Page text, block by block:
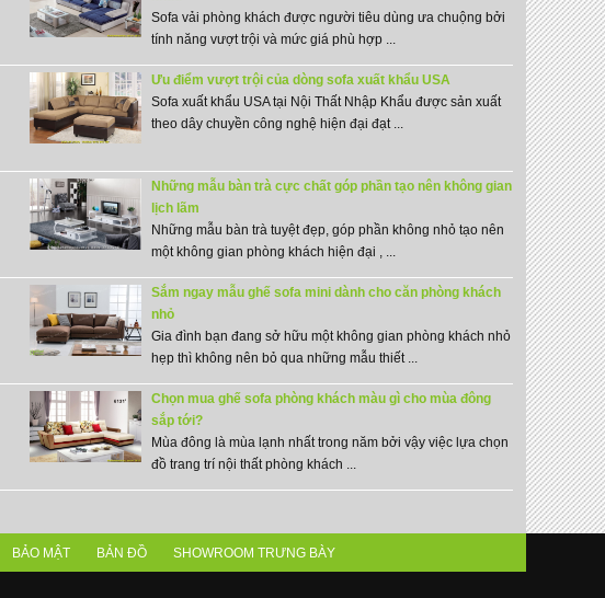
Sofa vải phòng khách được người tiêu dùng ưa chuộng bởi
tính năng vượt trội và mức giá phù hợp ...
Ưu điểm vượt trội của dòng sofa xuất khẩu USA
Sofa xuất khẩu USA tại Nội Thất Nhập Khẩu được sản xuất
theo dây chuyền công nghệ hiện đại đạt ...
Những mẫu bàn trà cực chất góp phần tạo nên không gian
lịch lãm
Những mẫu bàn trà tuyệt đẹp, góp phần không nhỏ tạo nên
một không gian phòng khách hiện đại , ...
Sắm ngay mẫu ghế sofa mini dành cho căn phòng khách
nhỏ
Gia đình bạn đang sở hữu một không gian phòng khách nhỏ
hẹp thì không nên bỏ qua những mẫu thiết ...
Chọn mua ghế sofa phòng khách màu gì cho mùa đông
sắp tới?
Mùa đông là mùa lạnh nhất trong năm bởi vậy việc lựa chọn
đồ trang trí nội thất phòng khách ...
BẢO MẬT BẢN ĐỒ SHOWROOM TRƯNG BÀY